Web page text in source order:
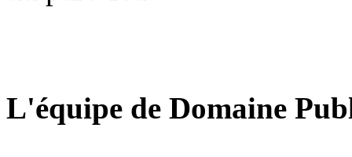
L'équipe de Domaine